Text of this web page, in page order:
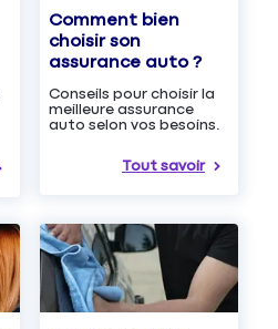
Comment bien
choisir son
assurance auto ?
Conseils pour choisir la
meilleure assurance
auto selon vos besoins.
Tout savoir